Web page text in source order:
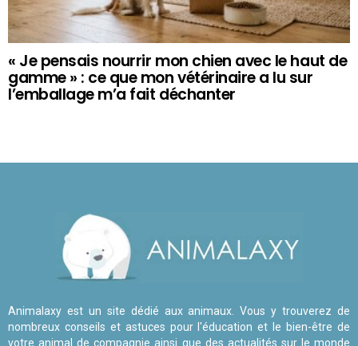
« Je pensais nourrir mon chien avec le haut de
gamme » : ce que mon vétérinaire a lu sur
l’emballage m’a fait déchanter
Animalaxy est un site dédié aux animaux. Vous y trouverez de
nombreux conseils et astuces pour l'éducation et le bien-être de
votre animal de compagnie ainsi que des actualités sur le monde